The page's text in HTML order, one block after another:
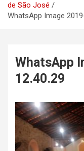
de São José
WhatsApp Image
WhatsApp
12.40.29